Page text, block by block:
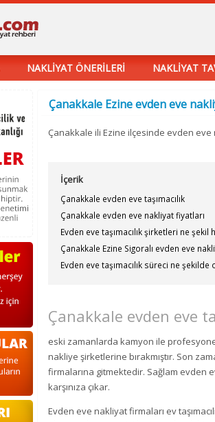
NAKLİYAT ÖNERİLERİ NAKLİYAT
Çanakkale Ezine evden eve
Çanakkale ili Ezine ilçesinde evden
İçerik
Çanakkale evden eve taşımacılık
Çanakkale evden eve nakliyat fiyatları
Evden eve taşımacılık şirketleri ne şekil
Çanakkale Ezine Sigoralı evden eve
Evden eve taşımacılık süreci ne şekilde
Çanakkale evden eve
eski zamanlarda kamyon ile
nakliye şirketlerine bırakmıştır. Son
firmalarına gitmektedir. Sağlam evden
karşınıza çıkar.
Evden eve nakliyat firmaları ev